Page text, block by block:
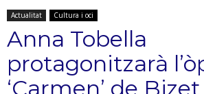
Actualitat Cultura i oci
Anna Tobella
protagonitzarà
‘Carmen’ de